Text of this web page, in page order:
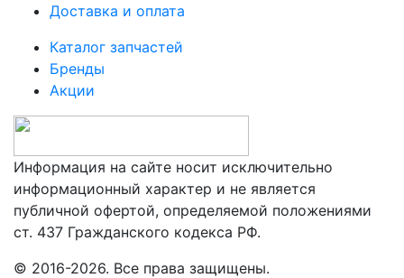
Информация на сайте носит исключительно
информационный характер и не является
публичной офертой, определяемой положениями
ст. 437 Гражданского кодекса РФ.
Доставка и оплата
Каталог запчастей
Бренды
Акции
© 2016-2026. Все права защищены.